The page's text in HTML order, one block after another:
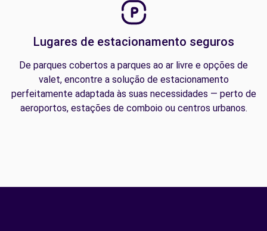
Lugares de estacionamento seguros
De parques cobertos a parques ao ar livre e opções de
valet, encontre a solução de estacionamento
perfeitamente adaptada às suas necessidades — perto de
aeroportos, estações de comboio ou centros urbanos.